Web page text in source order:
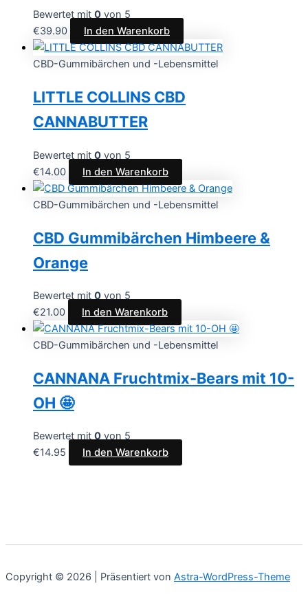
Bewertet mit 0 von 5
€39.90 In den Warenkorb
CBD-Gummibärchen und -Lebensmittel
LITTLE COLLINS CBD
CANNABUTTER
Bewertet mit 0 von 5
€14.00 In den Warenkorb
CBD-Gummibärchen und -Lebensmittel
CBD Gummibärchen Himbeere &
Orange
Bewertet mit 0 von 5
€21.00 In den Warenkorb
CBD-Gummibärchen und -Lebensmittel
CANNANA Fruchtmix-Bears mit 10-
OH 🤩
Bewertet mit 0 von 5
€14.95 In den Warenkorb
Copyright © 2026 | Präsentiert von Astra-WordPress-Theme